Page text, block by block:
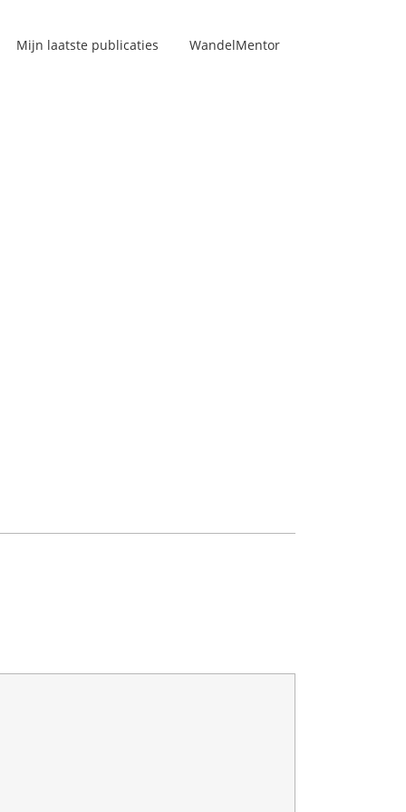
Mijn laatste publicaties WandelMentor